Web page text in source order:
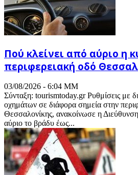
Πού κλείνει από αύριο η
περιφερειακή οδό
03/08/2026 - 6:04 ΜΜ
Σύνταξη: tourismtoday.gr Ρυθμίσεις με
οχημάτων σε διάφορα σημεία στην
Θεσσαλονίκης, ανακοίνωσε η
αύριο το βράδυ έως...